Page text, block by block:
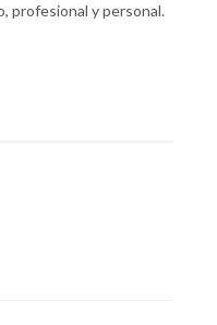
profesional y personal.